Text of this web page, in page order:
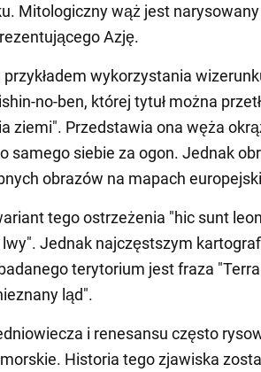
Mitologiczny wąż jest
Azję.
wykorzystania
no-ben, której tytuł można
ziemi". Przedstawia ona węża
samego siebie za ogon. Jednak
obrazów na mapach
tego ostrzeżenia "hic sunt
Jednak najczęstszym
terytorium jest fraza
ląd".
i renesansu często
Historia tego zjawiska